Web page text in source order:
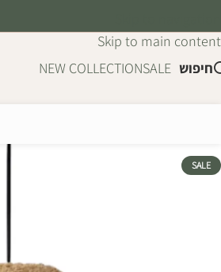
Skip to main content
חיפוש SALE
NEW COLLECTION
SALE